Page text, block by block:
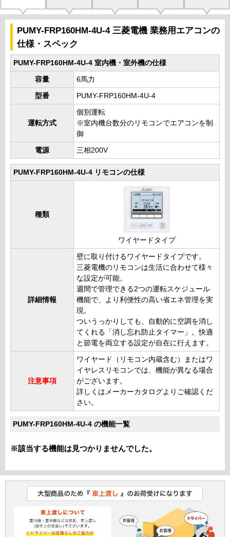
PUMY-FRP160HM-4U-4 三菱電機 業務用エアコンの
仕様・スペック
PUMY-FRP160HM-4U-4 室内機・室外機の仕様
容量 6馬力
型番 PUMY-FRP160HM-4U-4
運転方式
個別運転
※室内機台数分のリモコンでエアコンを制
御
電源 三相200V
PUMY-FRP160HM-4U-4 リモコンの仕様
種類
ワイヤードタイプ
詳細情報
壁に取り付けるワイヤードタイプです。
三菱電機のリモコンは生活に合わせて様々
な設定が可能。
週間で管理できる2つの運転スケジュール
機能で、より利便性の高い省エネ管理を実
現。
ついうっかりしても、自動的に空調を消し
てくれる「消し忘れ防止タイマー」。快適
と節電を両立する設定が自在に行えます。
注意事項
ワイヤード（リモコン内蔵含む）またはワ
イヤレスリモコンでは、機能が異なる場合
がございます。
詳しくはメーカーカタログよりご確認くだ
さい。
PUMY-FRP160HM-4U-4 の機能一覧
※該当する機能は見つかりませんでした。